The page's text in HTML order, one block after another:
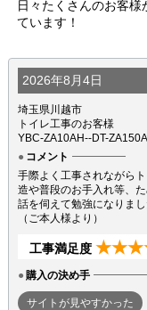
日々たくさんのお客
ています！
2026年8月4日
埼玉県川越市
トイレ工事のお客様
YBC-ZA10AH--DT-
コメント
手際よく工事されながら
造や普段のお手入れ等、
話を伺えて勉強になりま
（ご本人様より）
工事満足度
購入の決め手
サイトが見やすかった